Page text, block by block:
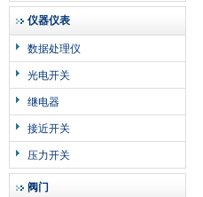
仪器仪表
数据处理仪
光电开关
继电器
接近开关
压力开关
阀门